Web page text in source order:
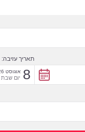
תאריך עזיבה:
8 אוגוסט 2026
יום שבת